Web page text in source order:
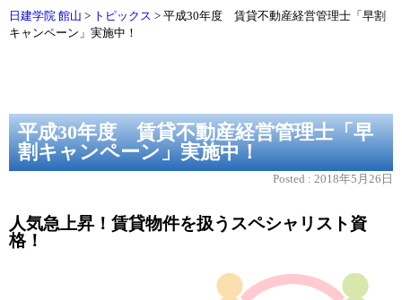
日建学院 館山 > トピックス > 平成30年度 賃貸不動産経営管理士「早割
キャンペーン」実施中！
平成30年度 賃貸不動産経営管理士「早
割キャンペーン」実施中！
Posted : 2018年5月26日
人気急上昇！賃貸物件を扱うスペシャリスト資
格！